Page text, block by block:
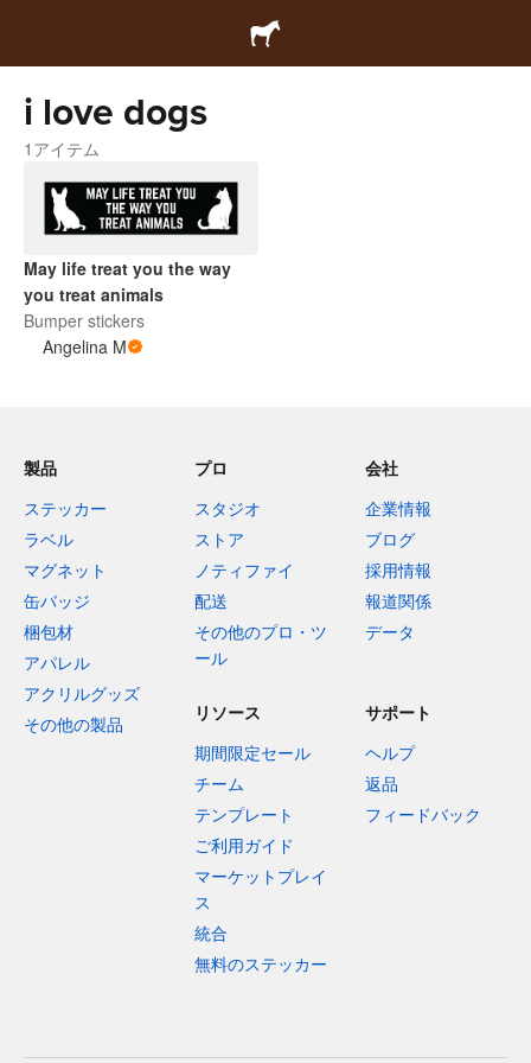
i love dogs
1アイテム
May life treat you the way
you treat animals
Bumper stickers
Angelina M
製品
ステッカー
ラベル
マグネット
缶バッジ
梱包材
アパレル
アクリルグッズ
その他の製品
プロ
スタジオ
ストア
ノティファイ
配送
その他のプロ・ツ
ール
会社
企業情報
ブログ
採用情報
報道関係
データ
リソース
期間限定セール
チーム
テンプレート
ご利用ガイド
マーケットプレイ
ス
統合
無料のステッカー
サポート
ヘルプ
返品
フィードバック